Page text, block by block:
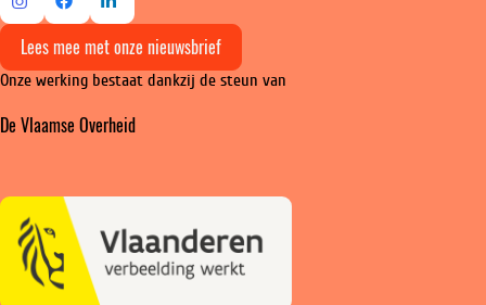
Ga
naar
Instagram
naar
Facebook
Ga
naar
LinkedIn
Lees mee met onze nieuwsbrief
Onze werking bestaat dankzij de steun van
De Vlaamse Overheid